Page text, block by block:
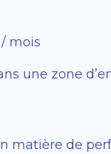
mois
une zone
matière de